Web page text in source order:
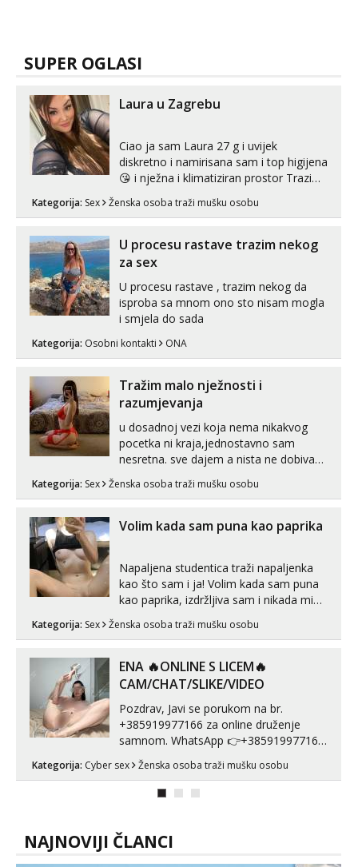
SUPER OGLASI
Laura u Zagrebu
Ciao ja sam Laura 27 g i uvijek
diskretno i namirisana sam i top higijena
😘 i nježna i klimatiziran prostor Trazim
Pusenje i gutanje sperme Erotsko rublje
tijelu Iskljucivo neradim analni !!! I
Kategorija: Sex Ženska osoba traži mušku osobu
U procesu rastave trazim nekog
za sex
U procesu rastave , trazim nekog da
isproba sa mnom ono sto nisam mogla
i smjela do sada
Kategorija: Osobni kontakti ONA
Tražim malo nježnosti i
razumjevanja
u dosadnoj vezi koja nema nikakvog
pocetka ni kraja,jednostavno sam
nesretna. sve dajem a nista ne dobivam
zadovoljiti moje potrebe,ne trazim puno
volim njezan seks i njezne poljupce po
tijelu koji me jako pale,obozavam kad
Kategorija: Sex Ženska osoba traži mušku osobu
Volim kada sam puna kao paprika
Napaljena studentica traži napaljenka
kao što sam i ja! Volim kada sam puna
kao paprika, izdržljiva sam i nikada mi
puta dnevno bilo kad i bilo gdje zato se
link ispod i nadji me tamo, cekam te!
Kategorija: Sex Ženska osoba traži mušku osobu
ENA 🔥ONLINE S LICEM🔥
CAM/CHAT/SLIKE/VIDEO
Pozdrav, Javi se porukom na br.
+385919977166 za online druženje
samnom. WhatsApp 👉+385919977166
Telegram 👉@enafriedrichkis Radim
videopozive s licem, solo i s partnerom,
kolegicama (Tina&Natali), razne
seksa, puš...
Kategorija: Cyber sex Ženska osoba traži mušku osobu
NAJNOVIJI ČLANCI